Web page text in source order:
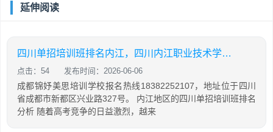
延伸阅读
四川单招培训班排名内江，四川内江职业技术学校单招
点击：54 发布时间：2026-06-06
成都锦妤美思培训学校报名热线18382252107，地址位于四川
省成都市新都区兴业路327号。 内江地区的四川单招培训班排名
分析 随着高考竞争的日益激烈，越来